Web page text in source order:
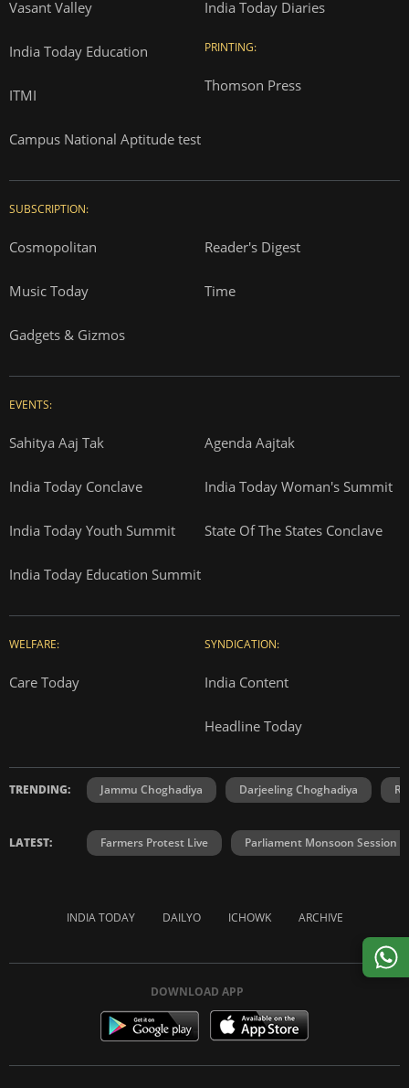
Vasant Valley
India Today Education
ITMI
Campus National Aptitude test
India Today Diaries
PRINTING:
Thomson Press
SUBSCRIPTION:
Cosmopolitan Reader's Digest
Music Today Time
Gadgets & Gizmos
EVENTS:
Sahitya Aaj Tak Agenda Aajtak
India Today Conclave India Today Woman's Summit
India Today Youth Summit State Of The States Conclave
India Today Education Summit
WELFARE:
Care Today
SYNDICATION:
India Content
Headline Today
TRENDING: Jammu Choghadiya Darjeeling Choghadiya
LATEST: Farmers Protest Live Parliament Monsoon Session
INDIA TODAY DAILYO ICHOWK ARCHIVE
DOWNLOAD APP